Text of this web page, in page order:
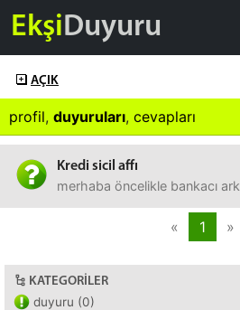
EkşiDuyuru
AÇIK
profil, duyuruları, cevapları
Kredi sicil affı
merhaba öncelikle bankacı
« 1 »
KATEGORILER
duyuru (0)